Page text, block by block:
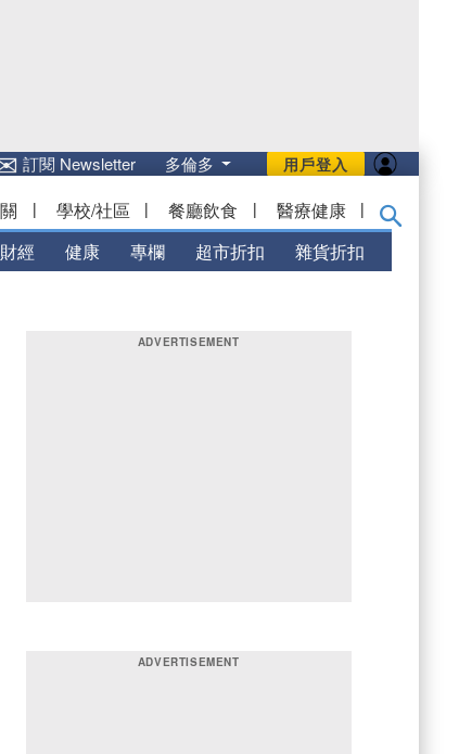
用戶登入
訂閱 Newsletter 多倫多
| 學校/社區 | 餐廳飲食 | 醫療健康 |
財經 健康 專欄 超市折扣 雜貨折扣